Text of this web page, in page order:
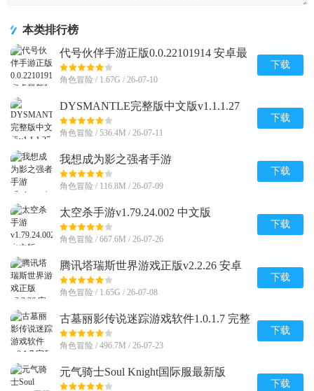
本类排行榜
代号伙伴手游正版0.0.22101914 安卓最
新版
角色冒险 / 1.67G / 26-07-10
下载
DYSMANTLE完整版中文版v1.1.1.27
安卓免付费版
角色冒险 / 536.4M / 26-07-11
下载
我想成为影之强者手游
(Eminence)v1.0.7 安卓最新版
角色冒险 / 116.8M / 26-07-09
下载
太空杀手游v1.79.24.002 中文版
角色冒险 / 667.6M / 26-07-26
下载
腾讯塔瑞斯世界游戏正版v2.2.26 安卓
最新版
角色冒险 / 1.65G / 26-07-08
下载
古墓丽影传说迷踪游戏软件1.0.1.7 完整
版
角色冒险 / 496.7M / 26-07-23
下载
元气骑士Soul Knight国际服最新版
v8.4.0 安卓版
下载